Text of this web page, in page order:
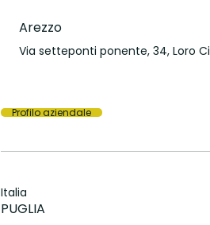
Arezzo
Via setteponti ponente, 34, Loro
Profilo aziendale
Italia
PUGLIA